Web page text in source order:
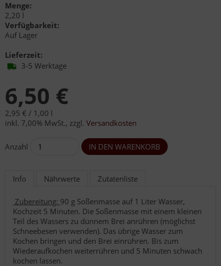
Menge:
2,20 l
Verfügbarkeit:
Auf Lager
Lieferzeit:
3-5 Werktage
6,50 €
2,95 € / 1,00 l
inkl. 7,00% MwSt., zzgl. Versandkosten
Anzahl
Info Nährwerte Zutatenliste
Zubereitung: 90 g Soßenmasse auf 1 Liter Wasser,
Kochzeit 5 Minuten. Die Soßenmasse mit einem kleinen
Teil des Wassers zu dünnem Brei anrühren (möglichst
Schneebesen verwenden). Das übrige Wasser zum
Kochen bringen und den Brei einrühren. Bis zum
Wiederaufkochen weiterrühren und 5 Minuten schwach
kochen lassen.